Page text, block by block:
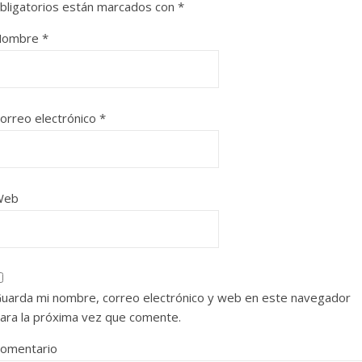
están marcados con *
*
electrónico *
mi nombre, correo electrónico y web en este navegador
la próxima vez que comente.